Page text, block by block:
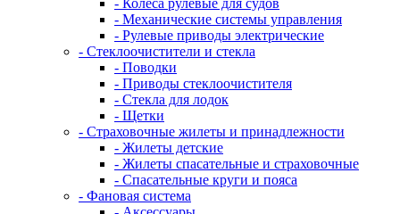
- Механические системы управления
- Рулевые приводы электрические
- Стеклоочистители и стекла
- Поводки
- Приводы стеклоочистителя
- Стекла для лодок
- Щетки
- Страховочные жилеты и принадлежности
- Жилеты детские
- Жилеты спасательные и страховочные
- Спасательные круги и пояса
- Фановая система